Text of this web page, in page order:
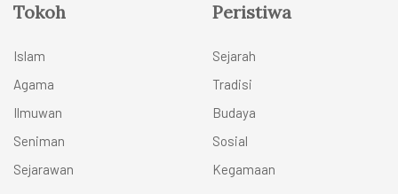
Tokoh
Islam
Agama
Ilmuwan
Seniman
Sejarawan
Peristiwa
Sejarah
Tradisi
Budaya
Sosial
Kegamaan